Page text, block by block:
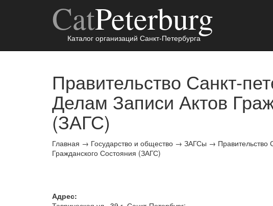
CatPeterburg
Каталог организаций Санкт-Петербурга
Правительство Санкт-
Делам Записи Актов
(ЗАГС)
Главная → Государство и общество → ЗАГСы → Правительство
Гражданского Состояния (ЗАГС)
Адрес: